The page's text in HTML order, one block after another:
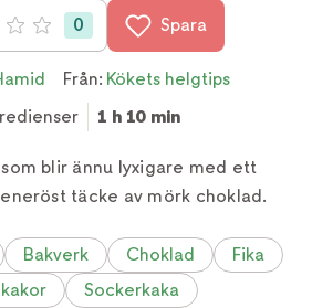
5 0 Spara
Från: Kökets helgtips
1 h 10 min
blir ännu lyxigare med ett
täcke av mörk choklad.
Bakverk Choklad
Fika
Sockerkaka